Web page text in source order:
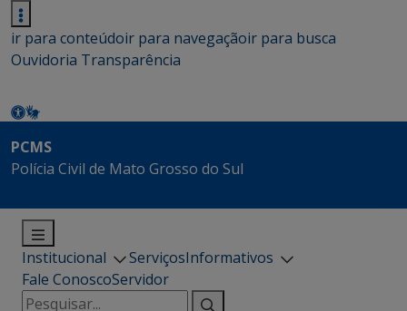
ir para conteúdoir para navegaçãoir para busca
Ouvidoria Transparência
PCMS
Polícia Civil de Mato Grosso do Sul
Institucional ServiçosInformativos
Fale ConoscoServidor
Pesquisar